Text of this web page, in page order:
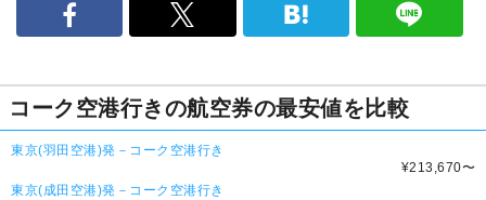
コーク空港行きの航空券の最安値を比較
東京(羽田空港)発－コーク空港行き
¥213,670〜
東京(成田空港)発－コーク空港行き